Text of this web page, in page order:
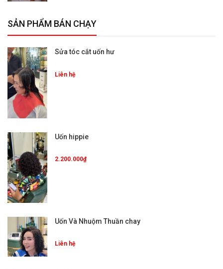
SẢN PHẨM BÁN CHẠY
Sửa tóc cắt uốn hư
Liên hệ
Uốn hippie
2.200.000₫
Uốn Và Nhuộm Thuần chay
Liên hệ